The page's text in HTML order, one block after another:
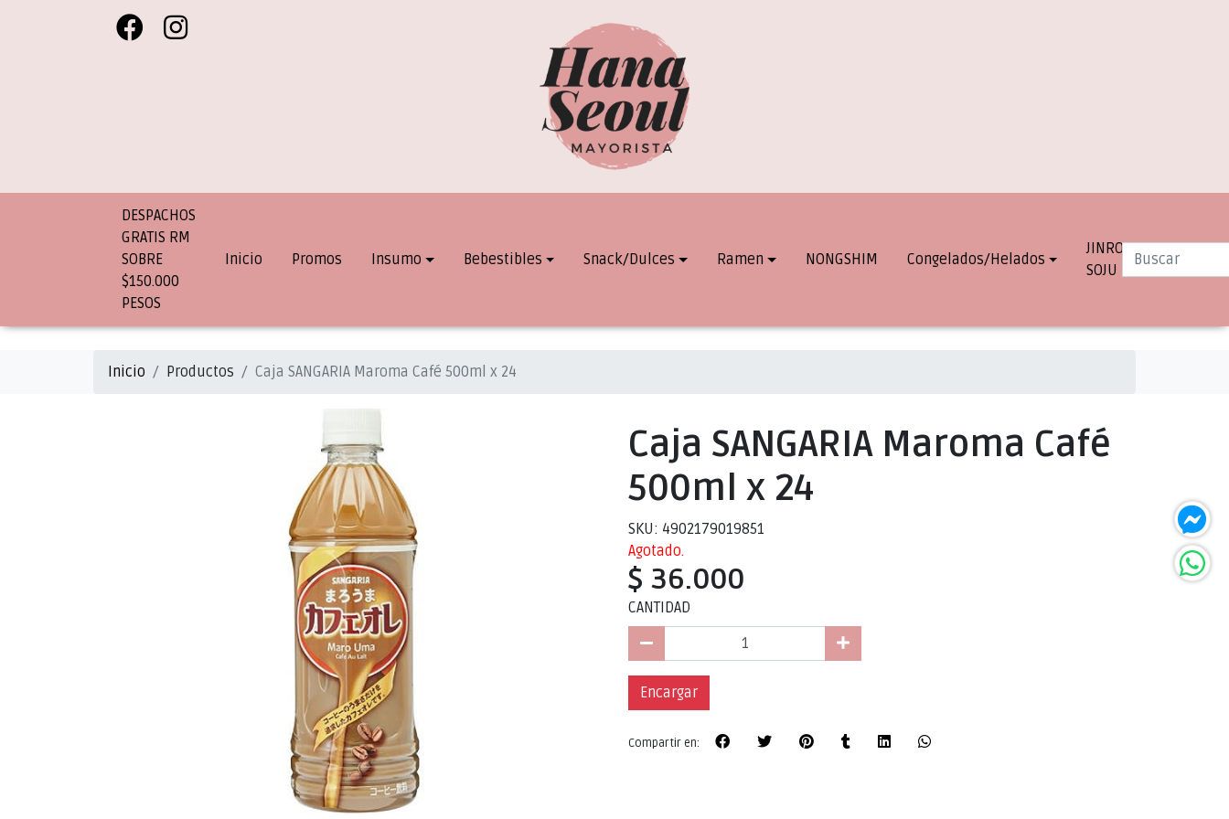
DESPACHOS
GRATIS RM
SOBRE
$150.000
PESOS
Inicio Promos Insumo Bebestibles Snack/Dulces Ramen NONGSHIM Congelados/Helados
JINRO
SOJU
INFO.
Inicio Productos Caja SANGARIA Maroma Café 500ml x 24
Caja SANGARIA Maroma Café
500ml x 24
SKU: 4902179019851
Agotado.
$ 36.000
CANTIDAD
Encargar
Compartir en: